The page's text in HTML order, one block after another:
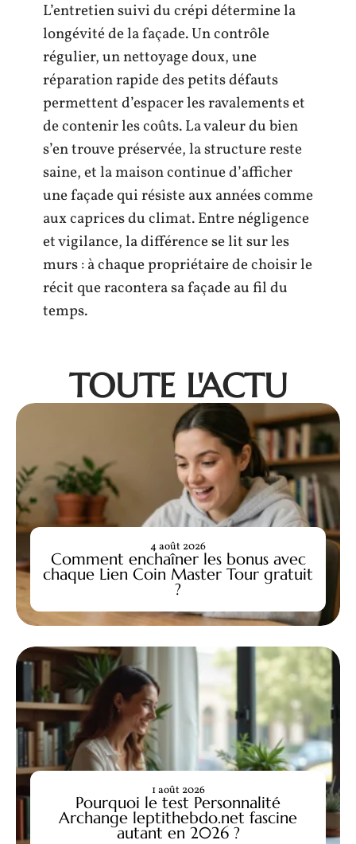
L’entretien suivi du crépi détermine la
longévité de la façade. Un contrôle
régulier, un nettoyage doux, une
réparation rapide des petits défauts
permettent d’espacer les ravalements et
de contenir les coûts. La valeur du bien
s’en trouve préservée, la structure reste
saine, et la maison continue d’afficher
une façade qui résiste aux années comme
aux caprices du climat. Entre négligence
et vigilance, la différence se lit sur les
murs : à chaque propriétaire de choisir le
récit que racontera sa façade au fil du
temps.
TOUTE L'ACTU
Comment enchaîner les bonus avec
chaque Lien Coin Master Tour gratuit
?
4 août 2026
Pourquoi le test Personnalité
Archange leptithebdo.net fascine
autant en 2026 ?
1 août 2026